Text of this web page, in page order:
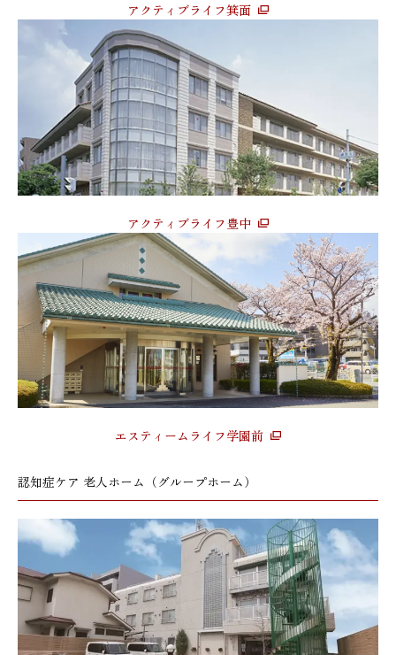
アクティブライフ箕面
アクティブライフ豊中
エスティームライフ学園前
認知症ケア 老人ホーム（グループホーム）